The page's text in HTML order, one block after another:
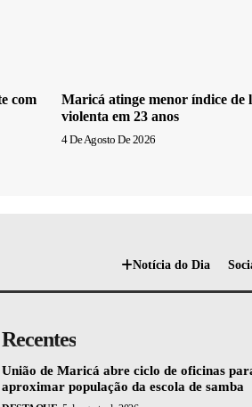
com
Maricá atinge menor índice de
violenta em 23 anos
4 De Agosto De 2026
Notícia do Dia
Recentes
União de Maricá abre ciclo de oficinas
aproximar população da escola de samba